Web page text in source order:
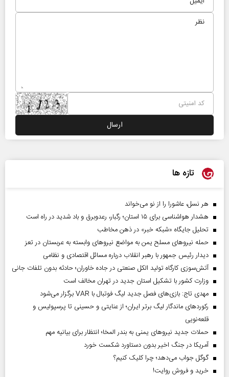
تازه ها
هر نسل، عاشورا را از نو می‌خواند
هشدار هواشناسی برای ۱۵ استان؛ رگبار، رعدوبرق و باد شدید در راه است
تحلیل جایگاه «شبکه خبر» در ذهن مخاطب
حمله نیروهای مسلح یمن به مواضع نیروهای وابسته به عربستان در تعز
دیدار رئیس‌ جمهور با رهبر انقلاب درباره مسائل اقتصادی و نظامی
آتش‌سوزی کارگاه تولید الکل صنعتی در جاده خاوران؛ حادثه بدون تلفات جانی
وزارت کشور با تشکیل استان جدید در تهران مخالف است
مهدی تاج: بازی‌های فصل جدید لیگ فوتبال با VAR برگزار می‌شود
رکورد‌های ماندگار لیگ برتر ایران؛ از عنایتی و حسینی تا پرسپولیس و
قلعه‌نویی
حملات جدید نیروهای یمنی به بندر المخا؛ انتظار برای بیانیه مهم
آمریکا در جنگ اخیر بدون دستاورد شکست خورد
گوگل جواب می‌دهد؛ چرا کلیک کنیم؟
خرید و فروش روایت!